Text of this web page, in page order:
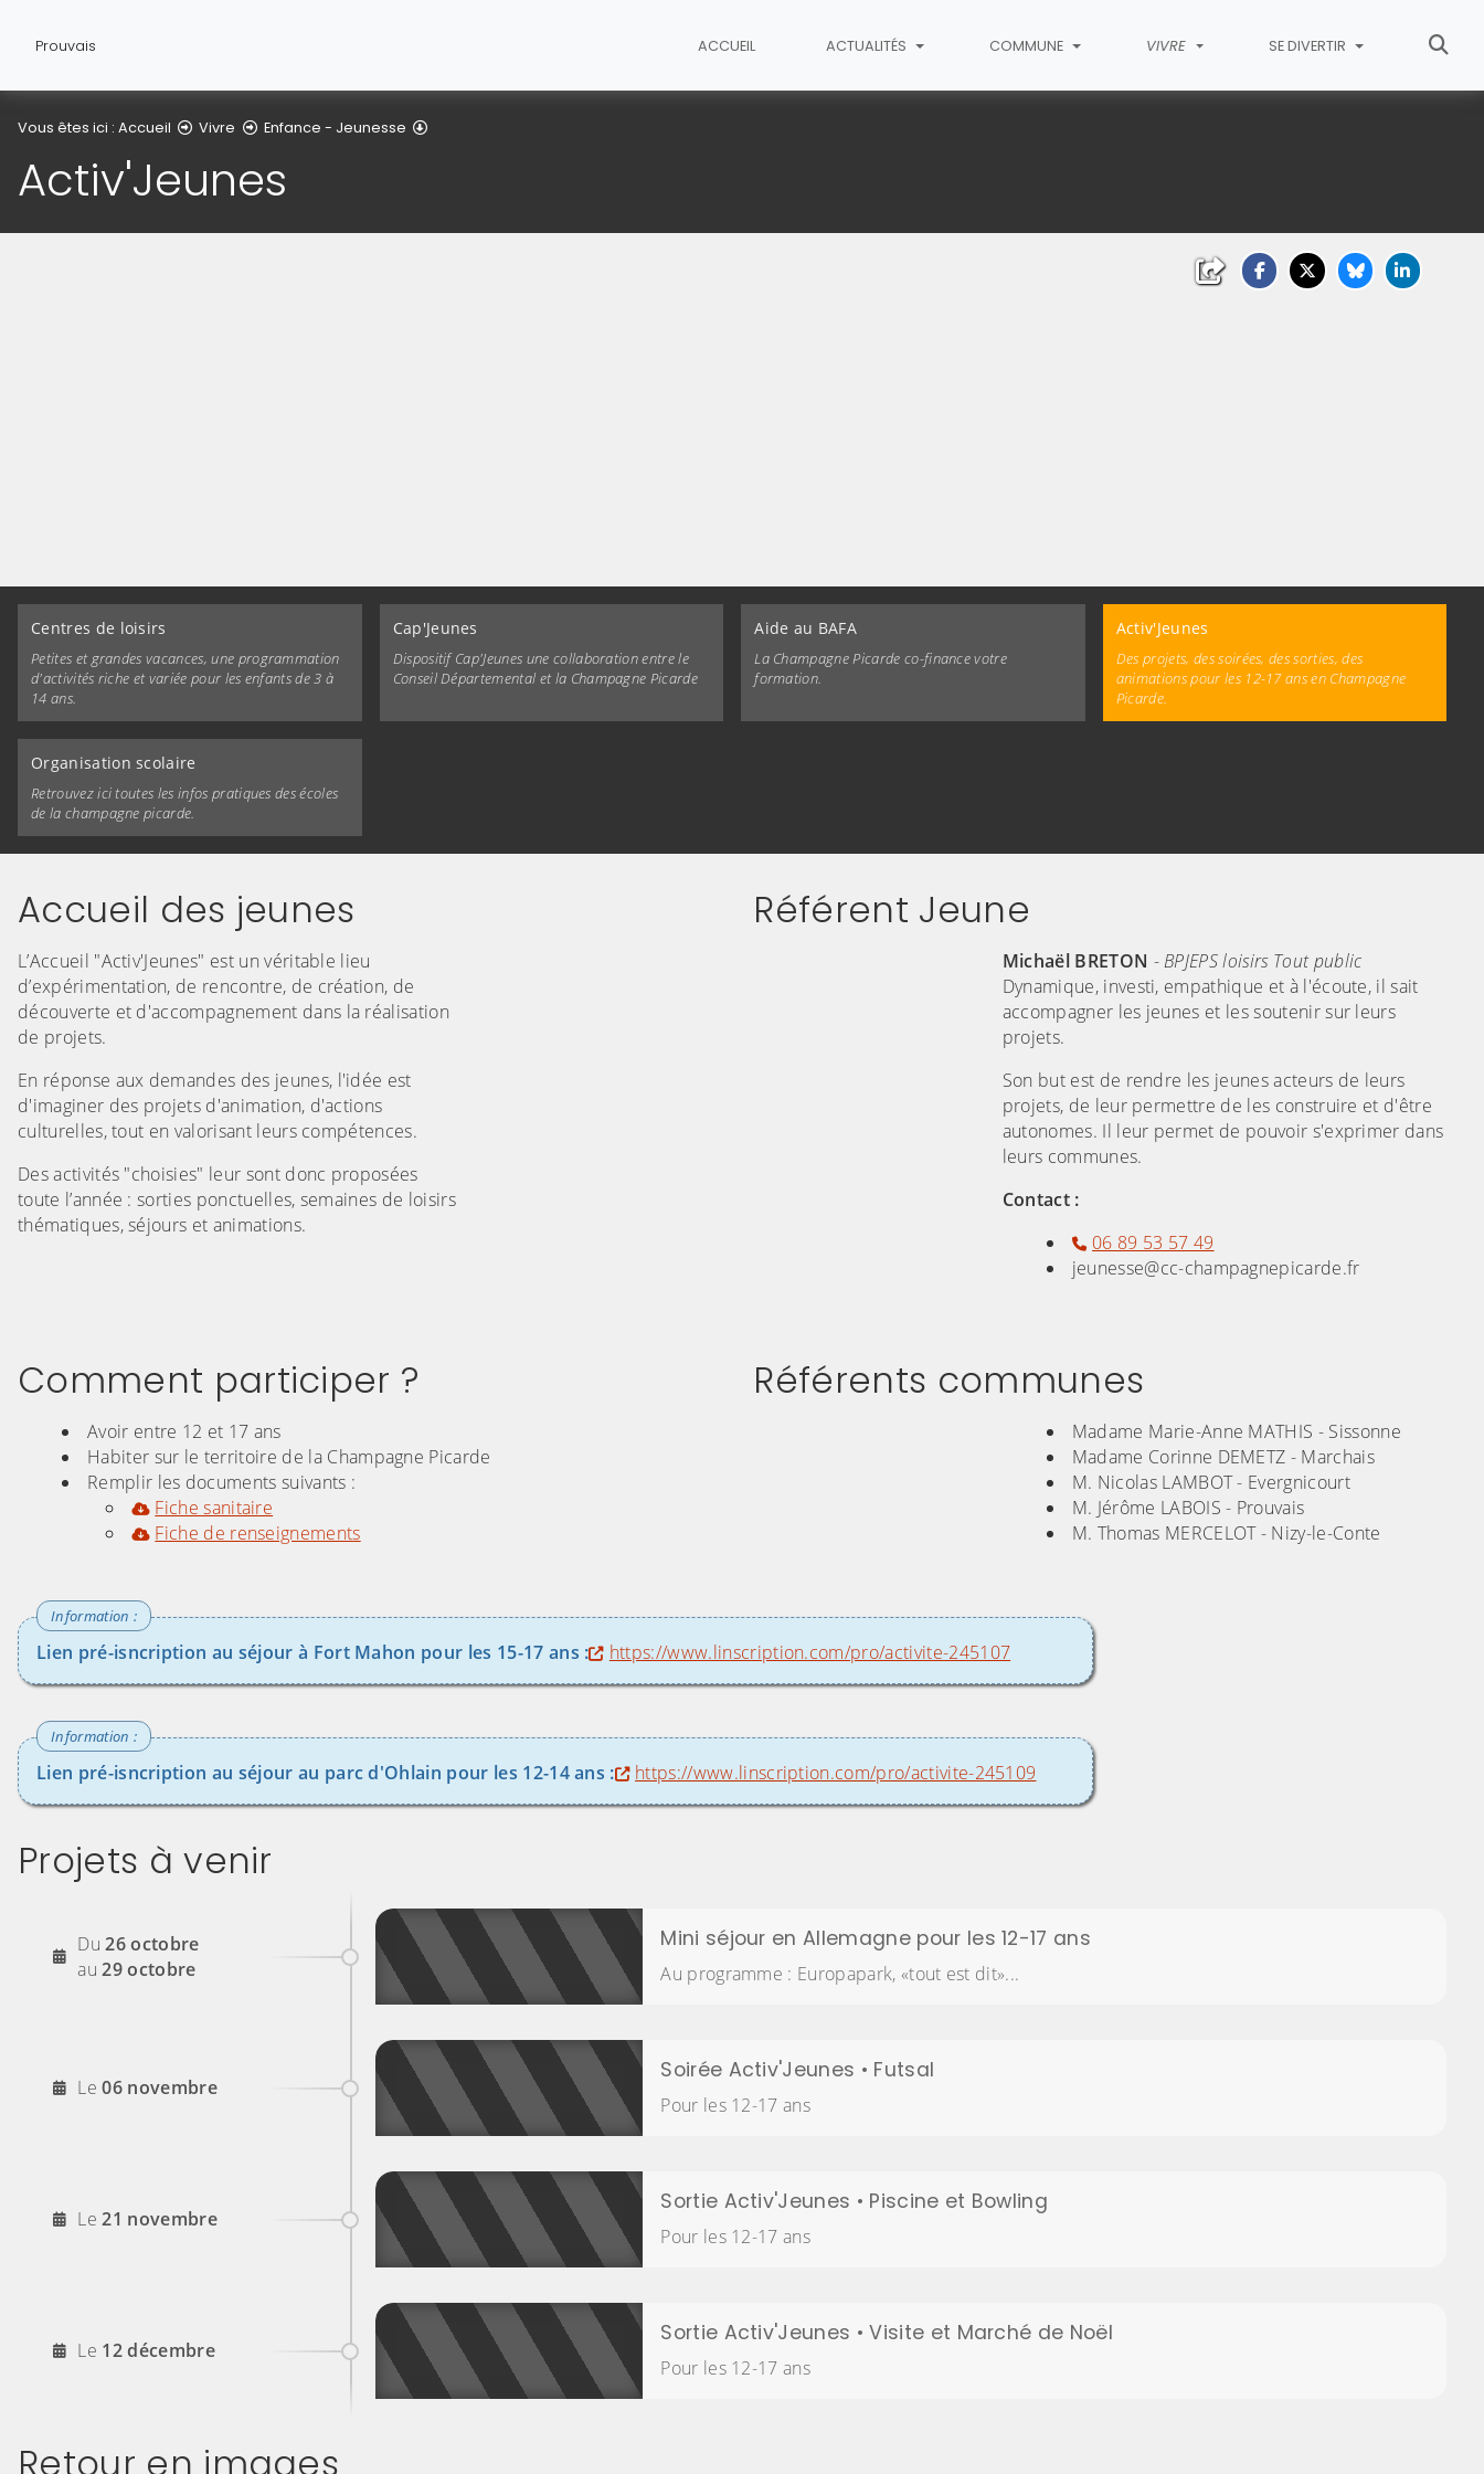
Prouvais ACCUEIL ACTUALITÉS COMMUNE VIVRE SE DIVERTIR
Vous êtes ici : Accueil Vivre Enfance - Jeunesse
Activ'Jeunes
Centres de loisirs
Petites et grandes vacances, une programmation
d'activités riche et variée pour les enfants de 3 à
14 ans.
Cap'Jeunes
Dispositif Cap'Jeunes une collaboration entre le
Conseil Départemental et la Champagne Picarde
Aide au BAFA
La Champagne Picarde co-finance votre
formation.
Activ'Jeunes
Des projets, des soirées, des sorties, des
animations pour les 12-17 ans en Champagne
Picarde.
Organisation scolaire
Retrouvez ici toutes les infos pratiques des écoles
de la champagne picarde.
Accueil des jeunes
L’Accueil "Activ'Jeunes" est un véritable lieu
d’expérimentation, de rencontre, de création, de
découverte et d'accompagnement dans la réalisation
de projets.
En réponse aux demandes des jeunes, l'idée est
d'imaginer des projets d'animation, d'actions
culturelles, tout en valorisant leurs compétences.
Des activités "choisies" leur sont donc proposées
toute l’année : sorties ponctuelles, semaines de loisirs
thématiques, séjours et animations.
Référent Jeune
(Cliquez sur l'image pour l'agrandir)Michaël BRETON - BPJEPS loisirs Tout public
Dynamique, investi, empathique et à l'écoute, il sait
accompagner les jeunes et les soutenir sur leurs
projets.
Son but est de rendre les jeunes acteurs de leurs
projets, de leur permettre de les construire et d'être
autonomes. Il leur permet de pouvoir s'exprimer dans
leurs communes.
Contact :
06 89 53 57 49
jeunesse@cc-champagnepicarde.fr
Comment participer ?
Avoir entre 12 et 17 ans
Habiter sur le territoire de la Champagne Picarde
Remplir les documents suivants :
Fiche sanitaire
Fiche de renseignements
Référents communes
Madame Marie-Anne MATHIS - Sissonne
Madame Corinne DEMETZ - Marchais
M. Nicolas LAMBOT - Evergnicourt
M. Jérôme LABOIS - Prouvais
M. Thomas MERCELOT - Nizy-le-Conte
Lien pré-isncription au séjour à Fort Mahon pour les 15-17 ans : https://www.linscription.com/pro/activite-245107
Lien pré-isncription au séjour au parc d'Ohlain pour les 12-14 ans : https://www.linscription.com/pro/activite-245109
Projets à venir
Du 26octobre2026
au 29octobre2026
Mini séjour en Allemagne pour les 12-17 ans
Au programme : Europapark, «tout est dit»...
Le 06 novembre2026
Soirée Activ'Jeunes • Futsal
Pour les 12-17 ans
Le 21 novembre2026
Sortie Activ'Jeunes • Piscine et Bowling
Pour les 12-17 ans
Le 12décembre2026
Sortie Activ'Jeunes • Visite et Marché de Noël
Pour les 12-17 ans
Retour en images